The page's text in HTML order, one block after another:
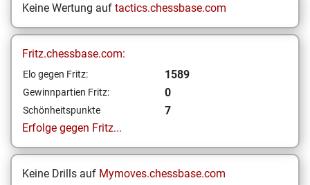
Keine Wertung auf tactics.chessbase.com
Fritz.chessbase.com:
Elo gegen Fritz: 1589
Gewinnpartien Fritz: 0
Schönheitspunkte
7
Erfolge gegen Fritz...
Keine Drills auf Mymoves.chessbase.com